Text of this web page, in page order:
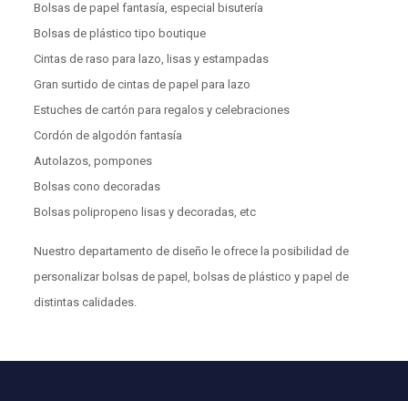
Bolsas de papel fantasía, especial bisutería
Bolsas de plástico tipo boutique
Cintas de raso para lazo, lisas y estampadas
Gran surtido de cintas de papel para lazo
Estuches de cartón para regalos y celebraciones
Cordón de algodón fantasía
Autolazos, pompones
Bolsas cono decoradas
Bolsas polipropeno lisas y decoradas, etc
Nuestro departamento de diseño le ofrece la posibilidad de
personalizar bolsas de papel, bolsas de plástico y papel de
distintas calidades.